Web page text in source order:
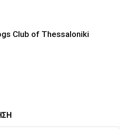
Club of Thessaloniki